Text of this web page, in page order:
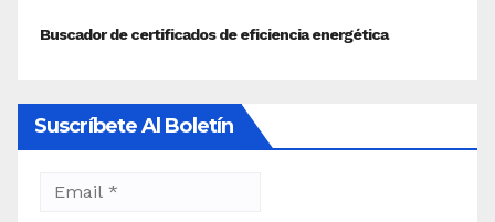
Suscríbete Al Boletín